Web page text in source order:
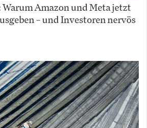
Amazon und Meta jetzt
– und Investoren nervös